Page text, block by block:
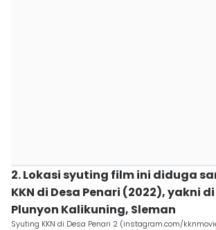
2. Lokasi syuting film ini diduga
KKN di Desa Penari (2022), yakni
Plunyon Kalikuning, Sleman
Syuting KKN di Desa Penari 2 (instagram.com/